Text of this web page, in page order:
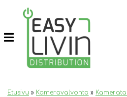
Etusivu » Kameravalvonta »